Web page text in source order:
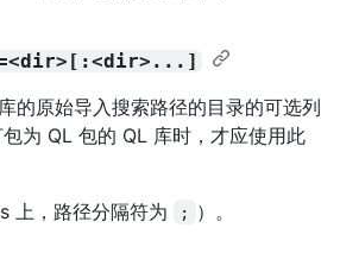
的原始导入搜索路径的目录的可选列
为 QL 包的 QL 库时，才应使用此
上，路径分隔符为
; ）。